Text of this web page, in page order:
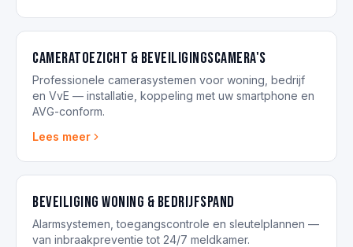
Cameratoezicht & beveiligingscamera's
Professionele camerasystemen voor woning, bedrijf
en VvE — installatie, koppeling met uw smartphone en
AVG-conform.
Lees meer
Beveiliging woning & bedrijfspand
Alarmsystemen, toegangscontrole en sleutelplannen —
van inbraakpreventie tot 24/7 meldkamer.